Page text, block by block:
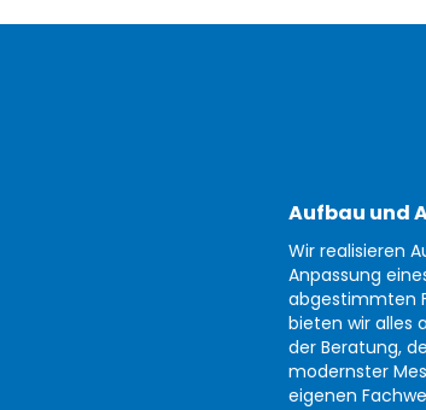
Aufbau und
Wir realisieren
Anpassung
abgestimmten
bieten wir alles
der Beratung,
modernster
eigenen